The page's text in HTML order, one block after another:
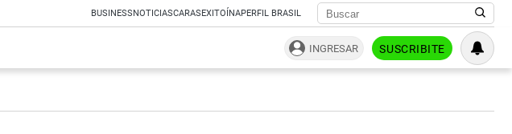
BUSINESSNOTICIASCARASEXITOÍNAPERFIL BRASIL
INGRESAR SUSCRIBITE